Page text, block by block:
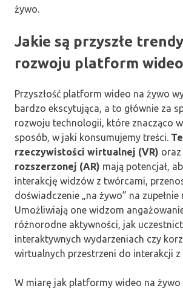
żywo.
Jakie są przyszłe
rozwoju platform
Przyszłość platform wideo na żywo
bardzo ekscytująca, a to głównie za
rozwoju technologii, które znacząco
sposób, w jaki konsumujemy treści.
rzeczywistości wirtualnej (VR) oraz
rozszerzonej (AR) mają potencjał,
interakcję widzów z twórcami,
doświadczenie „na żywo” na
Umożliwiają one widzom
różnorodne aktywności, jak
interaktywnych wydarzeniach czy
wirtualnych przestrzeni do interakcji z
W miarę jak platformy wideo na żywo